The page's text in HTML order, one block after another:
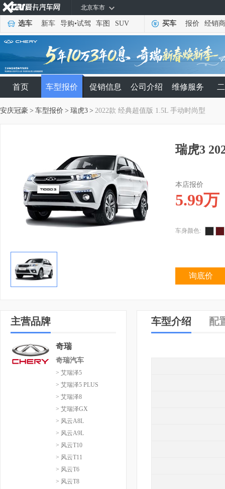
北京车市
选车 新车 导购•试驾 车图 SUV 买车 报价 经销商
首页 车型报价 促销信息 公司介绍 维修服务
安庆冠豪 > 车型报价 > 瑞虎3 > 2022款 经典超值版 1.5L 手动时尚型
瑞虎3
本店报价
5.99万
车身颜色:
询底价
主营品牌
奇瑞
奇瑞汽车
> 艾瑞泽5
> 艾瑞泽5 PLUS
> 艾瑞泽8
> 艾瑞泽GX
> 风云A8L
> 风云A9L
> 风云T10
> 风云T11
> 风云T6
> 风云T8
车型介绍 配